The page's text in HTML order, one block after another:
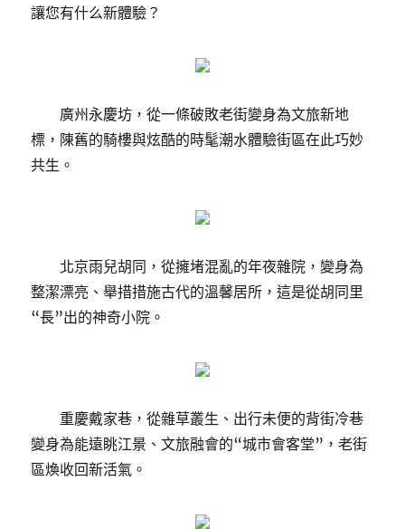
讓您有什么新體驗？
廣州永慶坊，從一條破敗老街變身為文旅新地
標，陳舊的騎樓與炫酷的時髦潮水體驗街區在此巧妙
共生。
北京雨兒胡同，從擁堵混亂的年夜雜院，變身為
整潔漂亮、舉措措施古代的溫馨居所，這是從胡同里
“長”出的神奇小院。
重慶戴家巷，從雜草叢生、出行未便的背街冷巷
變身為能遠眺江景、文旅融會的“城市會客堂”，老街
區煥收回新活氣。